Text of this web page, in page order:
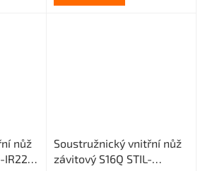
nůž
IR22
Soustružnický vnitřní nůž
závitový S16Q STIL-